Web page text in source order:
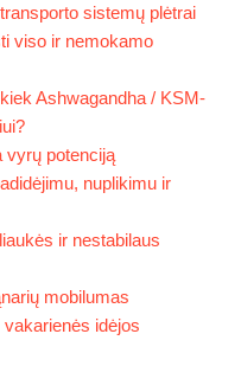
sistemų plėtrai
viso ir nemokamo
Ashwagandha / KSM-
vyrų potenciją
nuplikimu ir
ir nestabilaus
mobilumas
idėjos